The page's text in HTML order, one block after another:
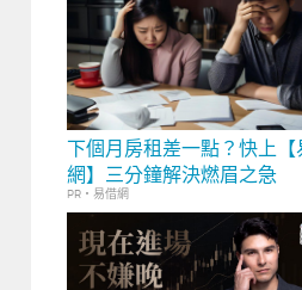
下個月房租差一點？快上【
網】三分鐘解決燃眉之急
PR・易借網